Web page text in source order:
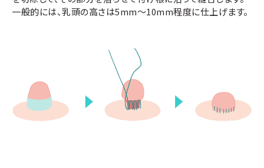
一般的には、乳頭の高さは5mm～10mm程度に仕上げます。